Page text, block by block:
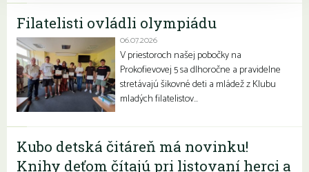
Filatelisti ovládli olympiádu
06.07.2026
V priestoroch našej pobočky na
Prokofievovej 5 sa dlhoročne a pravidelne
stretávajú šikovné deti a mládež z Klubu
mladých filatelistov…
Kubo detská čitáreň má novinku!
Knihy deťom čítajú pri listovaní herci a